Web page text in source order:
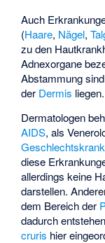
Auch
(Haare, Nägel,
zu den
Adnexorgane
Abstammung
der Dermis liegen.
Dermatologen
AIDS, als
diese
allerdings keine
darstellen.
dem Bereich der
dadurch
cruris hier